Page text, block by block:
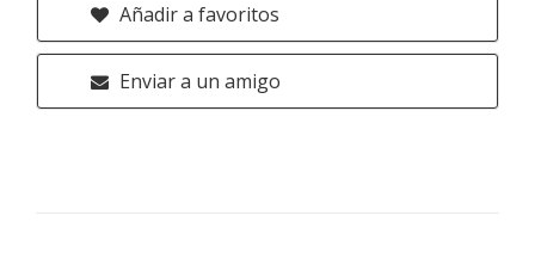
Añadir a favoritos
Enviar a un amigo